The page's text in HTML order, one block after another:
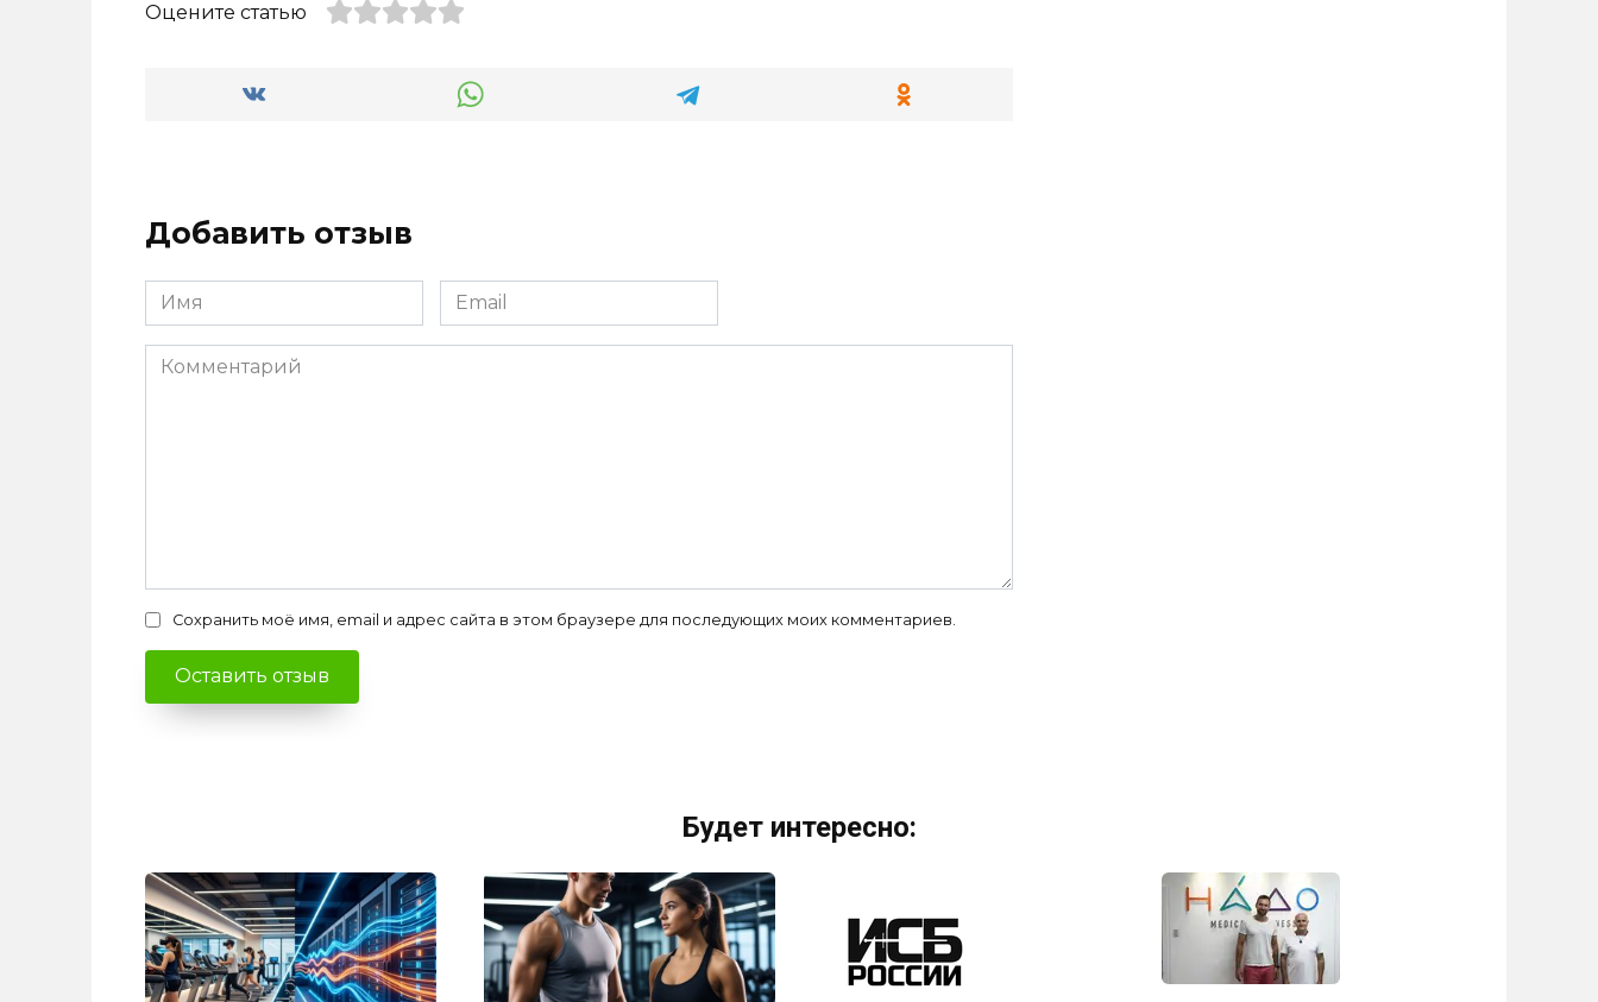
Оцените статью
Добавить отзыв
Имя
*
Email
*
Комментарий
Сохранить моё имя, email и адрес сайта в этом браузере для последующих моих комментариев.
Будет интересно: